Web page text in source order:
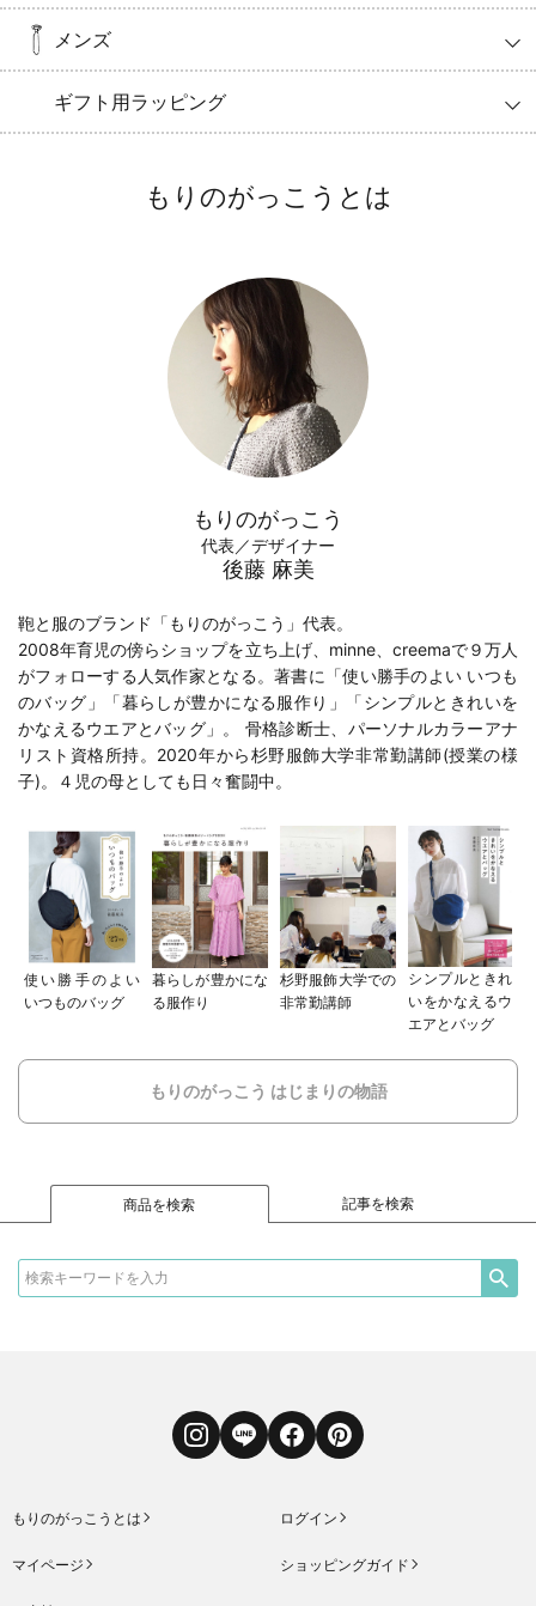
メンズ
ギフト用ラッピング
もりのがっこうとは
もりのがっこう
代表／デザイナー
後藤 麻美
鞄と服のブランド「もりのがっこう」代表。
2008年育児の傍らショップを立ち上げ、minne、creemaで９万人
がフォローする人気作家となる。著書に「使い勝手のよい いつも
のバッグ 」「暮らしが豊かになる服作り 」「シンプルときれいを
かなえるウエアとバッグ 」。 骨格診断士、パーソナルカラーアナ
リスト資格所持。2020年から杉野服飾大学非常勤講師(授業の様
子)。４児の母としても日々奮闘中。
使い勝手のよい
いつものバッグ
暮らしが豊かにな
る服作り
杉野服飾大学での
非常勤講師
シンプルときれ
いをかなえるウ
エアとバッグ
もりのがっこう はじまりの物語
商品を検索 記事を検索
InstagramLINE FacebookPinterest
もりのがっこうとは ログイン
マイページ ショッピングガイド